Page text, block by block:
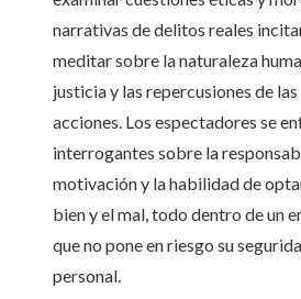
narrativas de delitos reales
meditar sobre la naturaleza
justicia y las repercusiones de las
acciones. Los espectadores se
interrogantes sobre la
motivación y la habilidad de
bien y el mal, todo dentro de un
que no pone en riesgo su
personal.